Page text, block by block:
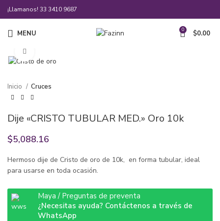
¡Llamanos! 33 3410 9687
MENU 0 $0.00
Inicio Cruces
Dije «CRISTO TUBULAR MED.» Oro 10k
$5,088.16
Hermoso dije de Cristo de oro de 10k, en forma tubular, ideal
para usarse en toda ocasión.
Maya / Preguntas de preventa
¿Necesitas ayuda? Contáctenos a través de
WhatsApp